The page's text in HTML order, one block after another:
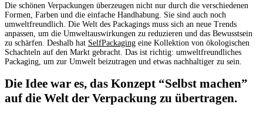
Die schönen Verpackungen überzeugen nicht nur durch die verschiedenen
Formen, Farben und die einfache Handhabung. Sie sind auch noch
umweltfreundlich. Die Welt des Packagings muss sich an neue Trends
anpassen, um die Umweltauswirkungen zu reduzieren und das Bewusstsein
zu schärfen. Deshalb hat SelfPackaging eine Kollektion von ökologischen
Schachteln auf den Markt gebracht. Das ist richtig: umweltfreundliches
Packaging, um zur Umwelt beizutragen und etwas nachhaltiger zu sein.
Die Idee war es, das Konzept “Selbst machen”
auf die Welt der Verpackung zu übertragen.